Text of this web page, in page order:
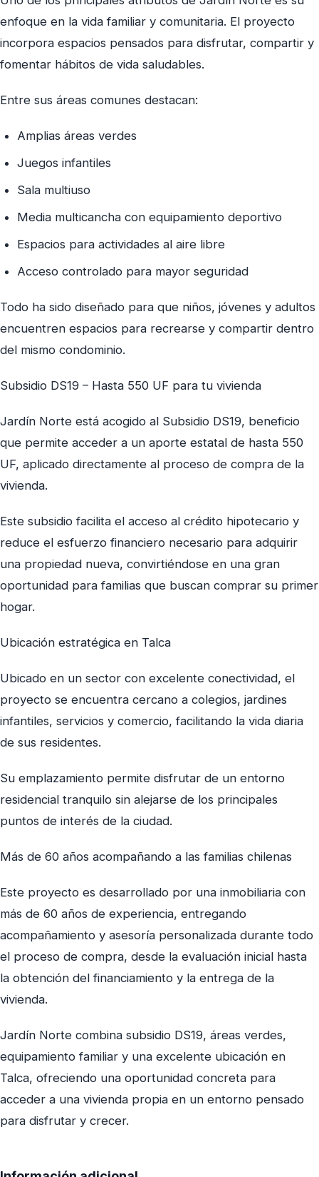
enfoque en la vida familiar y comunitaria. El proyecto
incorpora espacios pensados para disfrutar, compartir y
fomentar hábitos de vida saludables.
Entre sus áreas comunes destacan:
Amplias áreas verdes
Juegos infantiles
Sala multiuso
Media multicancha con equipamiento deportivo
Espacios para actividades al aire libre
Acceso controlado para mayor seguridad
Todo ha sido diseñado para que niños, jóvenes y adultos
encuentren espacios para recrearse y compartir dentro
del mismo condominio.
Subsidio DS19 – Hasta 550 UF para tu vivienda
Jardín Norte está acogido al Subsidio DS19, beneficio
que permite acceder a un aporte estatal de hasta 550
UF, aplicado directamente al proceso de compra de la
vivienda.
Este subsidio facilita el acceso al crédito hipotecario y
reduce el esfuerzo financiero necesario para adquirir
una propiedad nueva, convirtiéndose en una gran
oportunidad para familias que buscan comprar su primer
hogar.
Ubicación estratégica en Talca
Ubicado en un sector con excelente conectividad, el
proyecto se encuentra cercano a colegios, jardines
infantiles, servicios y comercio, facilitando la vida diaria
de sus residentes.
Su emplazamiento permite disfrutar de un entorno
residencial tranquilo sin alejarse de los principales
puntos de interés de la ciudad.
Más de 60 años acompañando a las familias chilenas
Este proyecto es desarrollado por una inmobiliaria con
más de 60 años de experiencia, entregando
acompañamiento y asesoría personalizada durante todo
el proceso de compra, desde la evaluación inicial hasta
la obtención del financiamiento y la entrega de la
vivienda.
Jardín Norte combina subsidio DS19, áreas verdes,
equipamiento familiar y una excelente ubicación en
Talca, ofreciendo una oportunidad concreta para
acceder a una vivienda propia en un entorno pensado
para disfrutar y crecer.